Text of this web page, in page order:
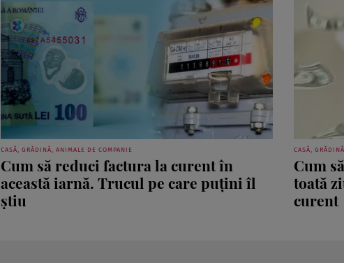
CASĂ, GRĂDINĂ, ANIMALE DE COMPANIE
Cum să reduci factura la curent în
această iarnă. Trucul pe care puțini îl
știu
CASĂ,
Cum
toată
curent